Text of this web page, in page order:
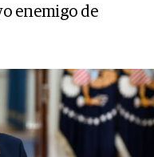
enemigo de